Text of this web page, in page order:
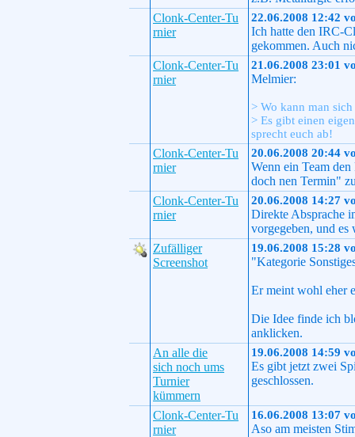
Clonk-Center-Tu
rnier
22.06.2008 12:42
Ich hatte den IRC-
gekommen. Auch
Clonk-Center-Tu
rnier
21.06.2008 23:01
Melmier:
> Wo kann man
> Es gibt einen
sprecht euch ab!
Clonk-Center-Tu
rnier
20.06.2008 20:44
Wenn ein Team
doch nen Termin"
Clonk-Center-Tu
rnier
20.06.2008 14:27
Direkte Absprache
vorgegeben, und es
Zufälliger
Screenshot
19.06.2008 15:28
"Kategorie
Er meint wohl eher
Die Idee finde ich
anklicken.
An alle die
sich noch ums
Turnier
kümmern
19.06.2008 14:59
Es gibt jetzt zwei
geschlossen.
Clonk-Center-Tu
rnier
16.06.2008 13:07
Aso am meisten